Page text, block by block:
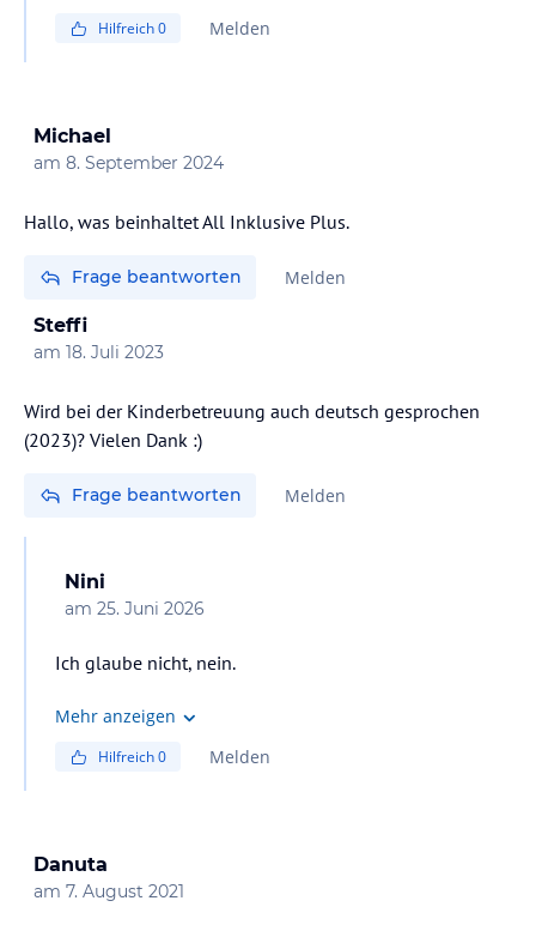
Hilfreich0 Melden
Michael
am 8. September 2024
Hallo, was beinhaltet All Inklusive Plus.
Frage beantworten Melden
Steffi
am 18. Juli 2023
Wird bei der Kinderbetreuung auch deutsch gesprochen
(2023)? Vielen Dank :)
Frage beantworten Melden
Nini
am 25. Juni 2026
Ich glaube nicht, nein.
Mehr anzeigen
Hilfreich0 Melden
Danuta
am 7. August 2021